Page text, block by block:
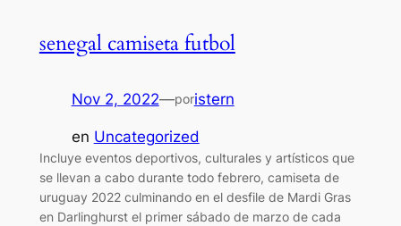
senegal camiseta futbol
Nov 2, 2022—poristern
en Uncategorized
Incluye eventos deportivos, culturales y artísticos que
se llevan a cabo durante todo febrero, camiseta de
uruguay 2022 culminando en el desfile de Mardi Gras
en Darlinghurst el primer sábado de marzo de cada